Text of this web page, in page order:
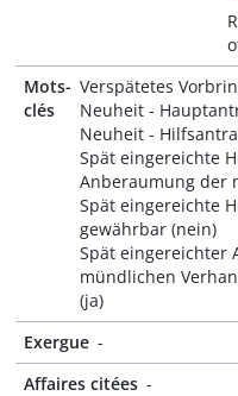
Mots-
clés
Verspätetes
Neuheit -
Neuheit -
Spät eingereichte
Anberaumung der
Spät eingereichte
gewährbar (nein)
Spät eingereichter
mündlichen
(ja)
Exergue -
Affaires citées -